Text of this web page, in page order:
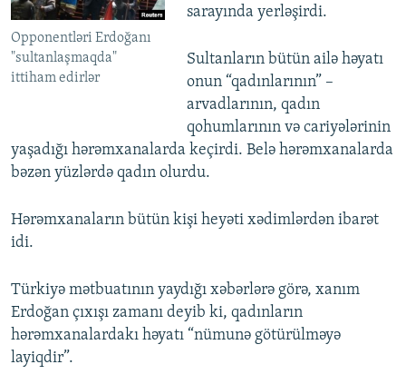
Opponentləri Erdoğanı
"sultanlaşmaqda"
ittiham edirlər
sarayında yerləşirdi.
Sultanların bütün ailə həyatı
onun “qadınlarının” –
arvadlarının, qadın
qohumlarının və cariyələrinin
yaşadığı hərəmxanalarda keçirdi. Belə hərəmxanalarda
bəzən yüzlərdə qadın olurdu.
Hərəmxanaların bütün kişi heyəti xədimlərdən ibarət
idi.
Türkiyə mətbuatının yaydığı xəbərlərə görə, xanım
Erdoğan çıxışı zamanı deyib ki, qadınların
hərəmxanalardakı həyatı “nümunə götürülməyə
layiqdir”.